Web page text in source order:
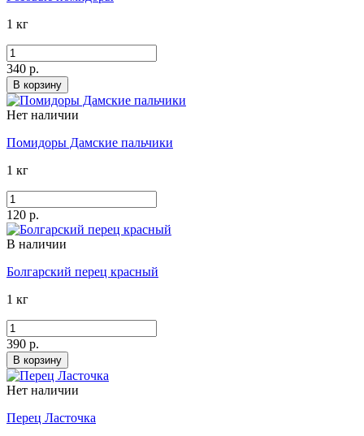
1 кг
340 р.
В корзину
Нет наличии
Помидоры Дамские пальчики
1 кг
120 р.
В наличии
Болгарский перец красный
1 кг
390 р.
В корзину
Нет наличии
Перец Ласточка